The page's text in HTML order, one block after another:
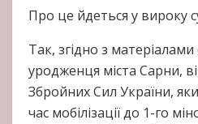
Про це йдеться у вироку
Так, згідно з
уродженця міста Сарни,
Збройних Сил України,
час мобілізації до 1-го